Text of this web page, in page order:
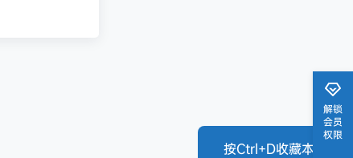
解锁
会员
权限
按Ctrl+D收藏本站